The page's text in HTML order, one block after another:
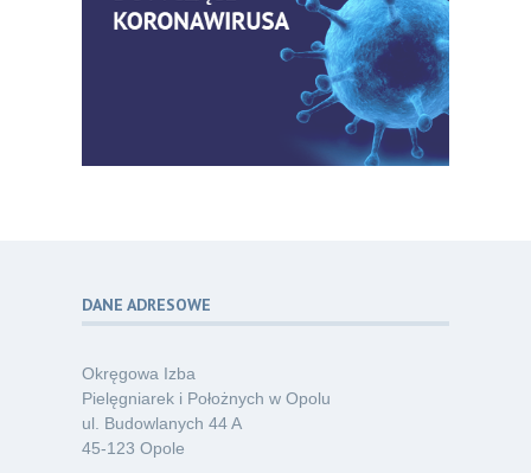
06
Zaproszenie na Ogólnopolską
Konferencję Naukową „Terminologia
w pielęgniarstwie – komunikacja,
standaryzacja, praktyka”
06
Poza sezonem, poza schematem –
o nowym spojrzeniu na profilaktykę
Kategoria:
03
Oferta pracy – pielęgniarka/pielęgniarz
w opiece długoterminowej (Nysa)
DANE ADRESOWE
Okręgowa Izba
Pielęgniarek i Położnych w Opolu
ul. Budowlanych 44 A
45-123 Opole